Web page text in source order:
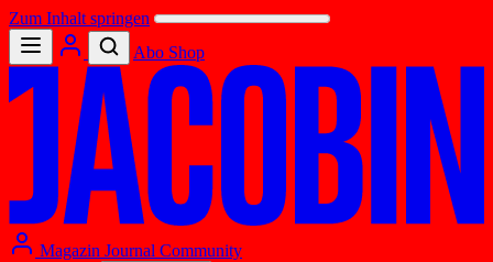
Zum Inhalt springen
Abo Shop
Magazin Journal Community